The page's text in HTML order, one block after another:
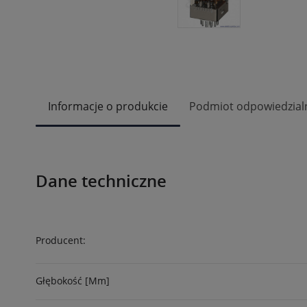
Informacje o produkcie Podmiot
Dane techniczne
Producent:
Głębokość [mm]